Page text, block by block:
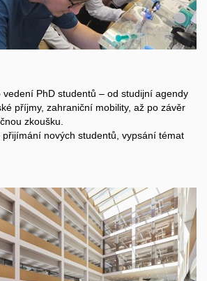
PhD studentů – od studijní agendy
příjmy, zahraniční mobility, až po závěr
zkoušku.
přijímání nových studentů, vypsání témat